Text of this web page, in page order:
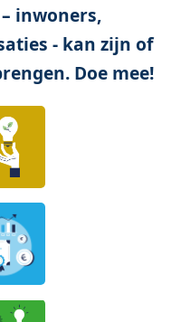
inwoners,
- kan zijn of
Doe mee!